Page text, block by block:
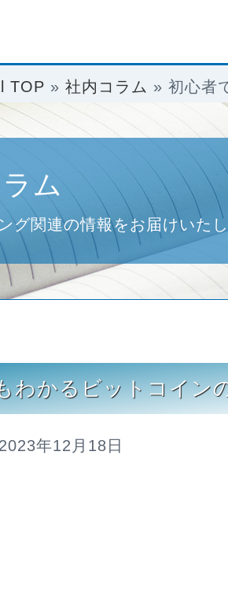
TOP » 社内コラム » 初心者
ム
グ関連の情報をお届けいた
わかるビットコイン
年12月18日